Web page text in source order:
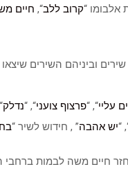
קרוב ללב“, חיים
האלבום כולל 13 שירים וביניהם
עליי“, “פרצוף צועני“, “נדלק
“,יש אהבה” , חידוש לשיר “
חיים משה לבמות